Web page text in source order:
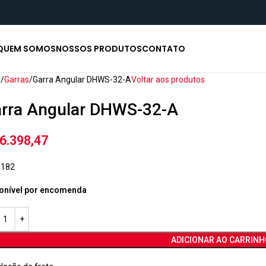
SOMOSNOSSOS PRODUTOSCONTATO
Garras Garra Angular DHWS-32-AVoltar aos produtos
Angular DHWS-32-A
6.398,47
por encomenda
ADICIONAR AO